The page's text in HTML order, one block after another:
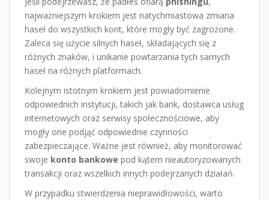
najważniejszym krokiem jest natychmiastowa zmiana
haseł do wszystkich kont, które mogły być zagrożone.
Zaleca się użycie silnych haseł, składających się z
różnych znaków, i unikanie powtarzania tych samych
haseł na różnych platformach.
Kolejnym istotnym krokiem jest powiadomienie
odpowiednich instytucji, takich jak bank, dostawca usług
internetowych oraz serwisy społecznościowe, aby
mogły one podjąć odpowiednie czynności
zabezpieczające. Ważne jest również, aby monitorować
swoje konto bankowe pod kątem nieautoryzowanych
transakcji oraz wszelkich innych podejrzanych działań.
W przypadku stwierdzenia nieprawidłowości, warto